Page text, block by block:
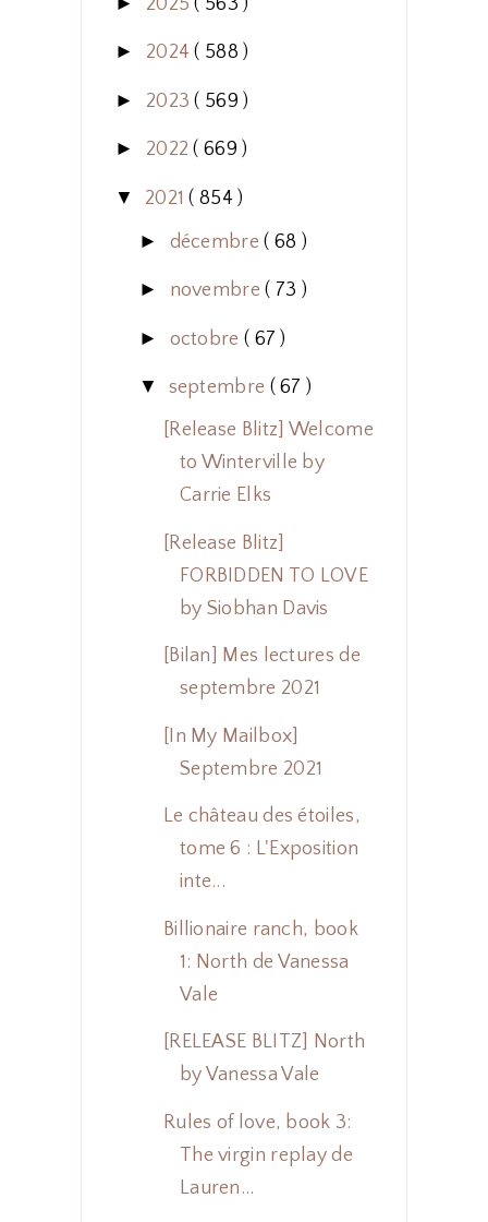
► 2024( 588 )
► 2023( 569 )
► 2022( 669 )
▼ 2021( 854 )
► décembre( 68 )
► novembre( 73 )
► octobre ( 67 )
▼ septembre ( 67 )
[Release Blitz] Welcome
to Winterville by
Carrie Elks
[Release Blitz]
FORBIDDEN TO LOVE
by Siobhan Davis
[Bilan] Mes lectures de
septembre 2021
[In My Mailbox]
Septembre 2021
Le château des étoiles,
tome 6 : L'Exposition
inte...
Billionaire ranch, book
1: North de Vanessa
Vale
[RELEASE BLITZ] North
by Vanessa Vale
Rules of love, book 3:
The virgin replay de
Lauren...